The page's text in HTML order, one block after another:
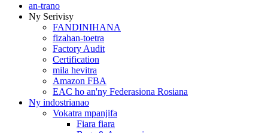
an-trano
Ny Serivisy
FANDINIHANA
fizahan-toetra
Factory Audit
Certification
mila hevitra
Amazon FBA
EAC ho an'ny Federasiona Rosiana
Ny indostrianao
Vokatra mpanjifa
Fiara fiara